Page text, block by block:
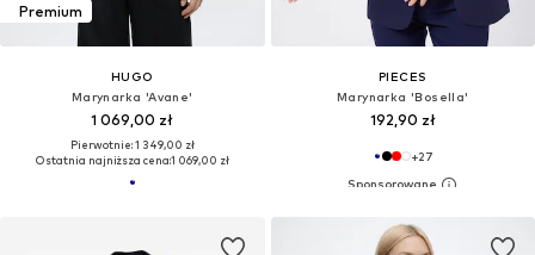
Premium
HUGO
Marynarka 'Avane'
1 069,00 zł
Pierwotnie: 1 349,00 zł
Ostatnia najniższa cena:1 069,00 zł
PIECES
Marynarka 'Bosella'
192,90 zł
+27